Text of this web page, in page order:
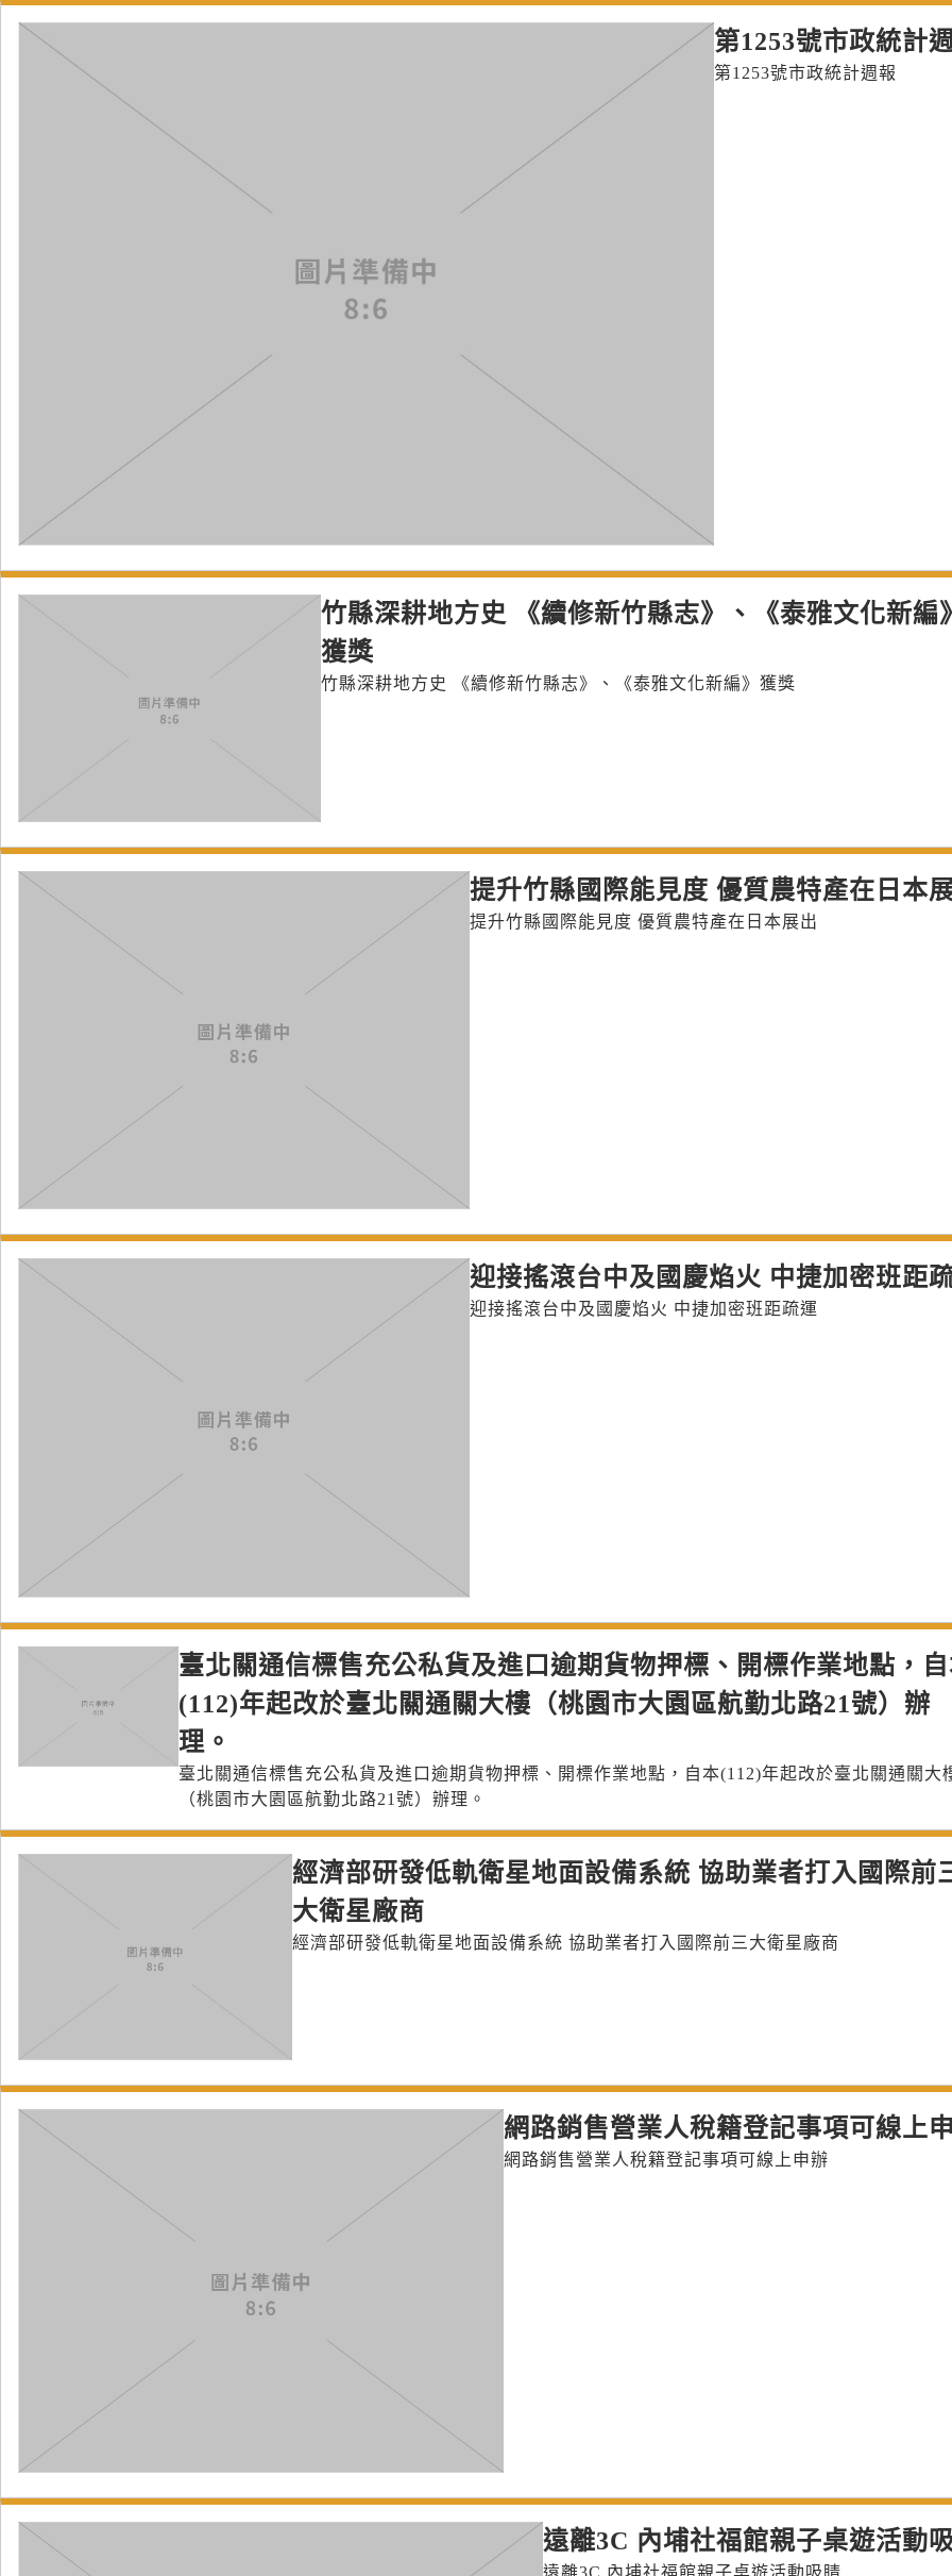
第1253號市政統計
第1253號市政統計週報
竹縣深耕地方史 《續修新竹縣志》、《泰雅文化新編
獲獎
竹縣深耕地方史 《續修新竹縣志》、《泰雅文化新編》獲獎
提升竹縣國際能見度 優質農特產在日本
提升竹縣國際能見度 優質農特產在日本展出
迎接搖滾台中及國慶焰火 中捷加密班距
迎接搖滾台中及國慶焰火 中捷加密班距疏運
臺北關通信標售充公私貨及進口逾期貨物押標、開標作業地點，
(112)年起改於臺北關通關大樓（桃園市大園區航勤北路21號）辦
理。
臺北關通信標售充公私貨及進口逾期貨物押標、開標作業地點，自本(112)年起改於臺北關通關大
（桃園市大園區航勤北路21號）辦理。
經濟部研發低軌衛星地面設備系統 協助業者打入國際前
大衛星廠商
經濟部研發低軌衛星地面設備系統 協助業者打入國際前三大衛星廠商
網路銷售營業人稅籍登記事項可線上
網路銷售營業人稅籍登記事項可線上申辦
遠離3C 內埔社福館親子桌遊活動